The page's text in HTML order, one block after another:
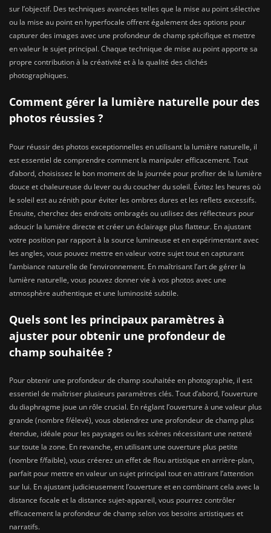
sur l’objectif. Des techniques avancées telles que la mise au point sélective
ou la mise au point en hyperfocale offrent également des options pour
capturer des images avec une profondeur de champ spécifique et mettre
en valeur le sujet principal. Chaque technique de mise au point apporte sa
propre contribution à la créativité et à la qualité des clichés
photographiques.
Comment gérer la lumière naturelle pour des
photos réussies ?
Pour réussir des photos exceptionnelles en utilisant la lumière naturelle, il
est essentiel de comprendre comment la manipuler efficacement. Tout
d’abord, choisissez le bon moment de la journée pour profiter de la lumière
douce et chaleureuse du lever ou du coucher du soleil. Évitez les heures où
le soleil est au zénith pour éviter les ombres dures et les reflets excessifs.
Ensuite, cherchez des endroits ombragés ou utilisez des réflecteurs pour
adoucir la lumière directe et créer un éclairage plus flatteur. En ajustant
votre position par rapport à la source lumineuse et en expérimentant avec
les angles, vous pouvez mettre en valeur votre sujet tout en capturant
l’ambiance naturelle de l’environnement. En maîtrisant l’art de gérer la
lumière naturelle, vous pouvez donner vie à vos photos avec une
atmosphère authentique et une luminosité subtile.
Quels sont les principaux paramètres à
ajuster pour obtenir une profondeur de
champ souhaitée ?
Pour obtenir une profondeur de champ souhaitée en photographie, il est
essentiel de maîtriser plusieurs paramètres clés. Tout d’abord, l’ouverture
du diaphragme joue un rôle crucial. En réglant l’ouverture à une valeur plus
grande (nombre f/élevé), vous obtiendrez une profondeur de champ plus
étendue, idéale pour les paysages ou les scènes nécessitant une netteté
sur toute la zone. En revanche, en utilisant une ouverture plus petite
(nombre f/faible), vous créerez un effet de flou artistique en arrière-plan,
parfait pour mettre en valeur un sujet principal tout en attirant l’attention
sur lui. En ajustant judicieusement l’ouverture et en combinant cela avec la
distance focale et la distance sujet-appareil, vous pourrez contrôler
efficacement la profondeur de champ selon vos besoins artistiques et
narratifs.